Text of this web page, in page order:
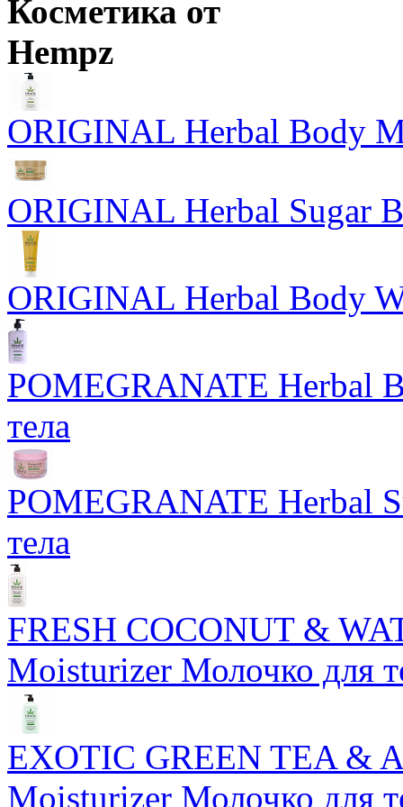
Косметика от
Hempz
ORIGINAL Herbal Body
ORIGINAL Herbal Sugar
ORIGINAL Herbal Body
POMEGRANATE Herbal
тела
POMEGRANATE Herbal
тела
FRESH COCONUT &
Moisturizer Молочко для
EXOTIC GREEN TEA &
Moisturizer Молочко для